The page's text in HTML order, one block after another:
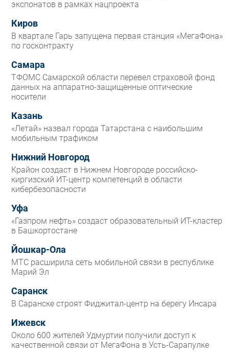
экспонатов в рамках нацпроекта
Киров
В квартале Гарь запущена первая станция «МегаФона»
по госконтракту
Самара
ТФОМС Самарской области перевел страховой фонд
данных на аппаратно-защищенные оптические
носители
Казань
«Летай» назвал города Татарстана с наибольшим
мобильным трафиком
Нижний Новгород
Крайон создаст в Нижнем Новгороде российско-
киргизский ИТ-центр компетенций в области
кибербезопасности
Уфа
«Газпром нефть» создаст образовательный ИТ-кластер
в Башкортостане
Йошкар-Ола
МТС расширила сеть мобильной связи в республике
Марий Эл
Саранск
В Саранске строят Фиджитал-центр на берегу Инсара
Ижевск
Около 600 жителей Удмуртии получили доступ к
качественной связи от МегаФона в Усть-Сарапулке